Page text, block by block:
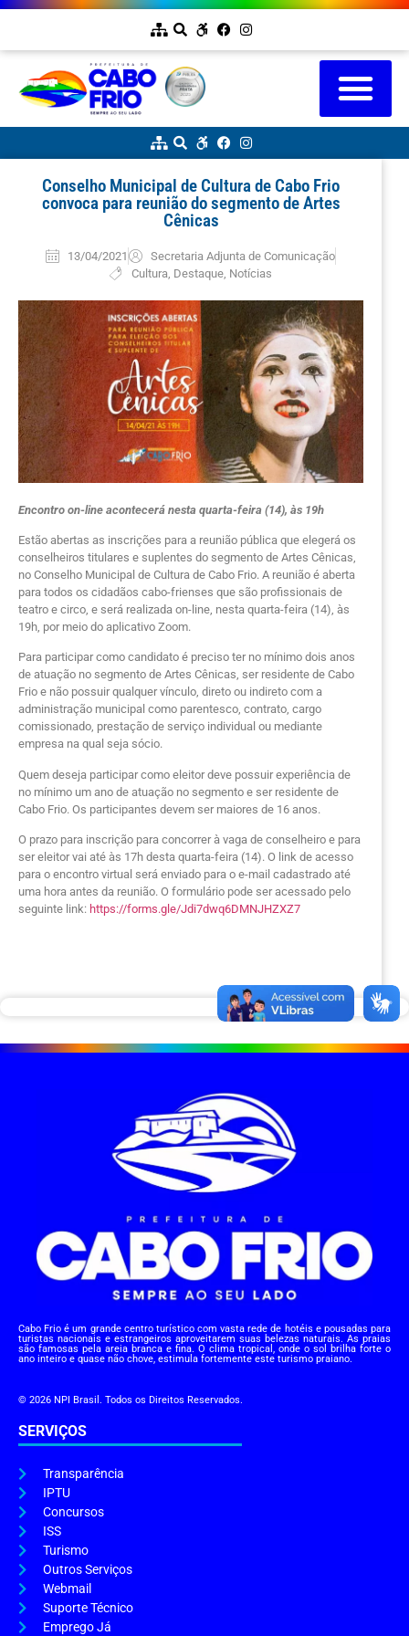
Conselho Municipal de Cultura de Cabo Frio
convoca para reunião do segmento de Artes
Cênicas
13/04/2021
Secretaria Adjunta de Comunicação
Cultura Destaque, Notícias
Encontro on-line acontecerá nesta quarta-feira (14), às 19h
Estão abertas as inscrições para a reunião pública que elegerá os
conselheiros titulares e suplentes do segmento de Artes Cênicas,
no Conselho Municipal de Cultura de Cabo Frio. A reunião é aberta
para todos os cidadãos cabo-frienses que são profissionais de
teatro e circo, e será realizada on-line, nesta quarta-feira (14), às
19h, por meio do aplicativo Zoom.
Para participar como candidato é preciso ter no mínimo dois anos
de atuação no segmento de Artes Cênicas, ser residente de Cabo
Frio e não possuir qualquer vínculo, direto ou indireto com a
administração municipal como parentesco, contrato, cargo
comissionado, prestação de serviço individual ou mediante
empresa na qual seja sócio.
Quem deseja participar como eleitor deve possuir experiência de
no mínimo um ano de atuação no segmento e ser residente de
Cabo Frio. Os participantes devem ser maiores de 16 anos.
O prazo para inscrição para concorrer à vaga de conselheiro e para
ser eleitor vai até às 17h desta quarta-feira (14). O link de acesso
para o encontro virtual será enviado para o e-mail cadastrado até
uma hora antes da reunião. O formulário pode ser acessado pelo
seguinte link: https://forms.gle/Jdi7dwq6DMNJHZXZ7
Cabo Frio é um grande centro turístico com vasta rede de hotéis e pousadas para
turistas nacionais e estrangeiros aproveitarem suas belezas naturais. As praias
são famosas pela areia branca e fina. O clima tropical, onde o sol brilha forte o
ano inteiro e quase não chove, estimula fortemente este turismo praiano.
© 2026 NPI Brasil. Todos os Direitos Reservados.
SERVIÇOS
Transparência
IPTU
Concursos
ISS
Turismo
Outros Serviços
Webmail
Suporte Técnico
Emprego Já